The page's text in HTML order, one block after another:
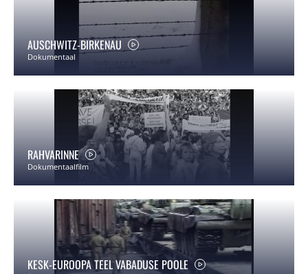
AUSCHWITZ-BIRKENAU
Dokumentaal
RAHVARINNE
Dokumentaalfilm
KESK-EUROOPA TEEL VABADUSE POOLE